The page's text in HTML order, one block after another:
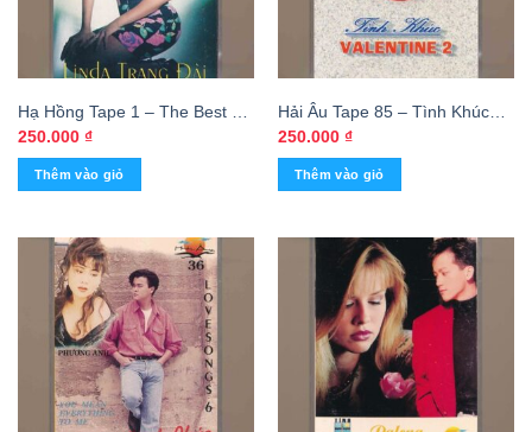
Hạ Hồng Tape 1 – The Best Of
Rap – Linda Trang Đài
(KGTUS)
250.000 ₫
Thêm vào giỏ
Hải Âu Tape 85 – Tình Khúc
Valentine 2 (KGTUS)
250.000 ₫
Thêm vào giỏ